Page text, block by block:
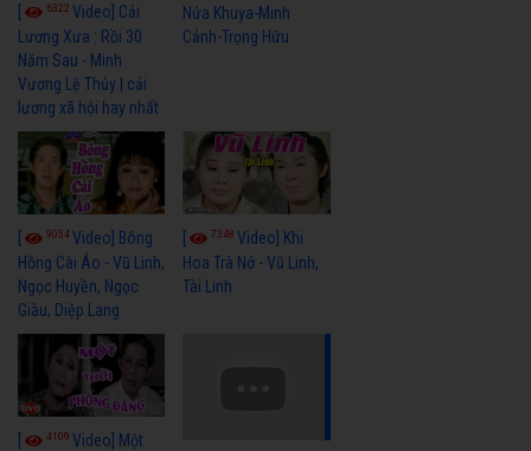
6322 Video] Cải
Lương Xưa : Rồi 30
Năm Sau - Minh
Vương Lệ Thủy | cải
lương xã hội hay nhất
Nửa Khuya-Minh
Cảnh-Trọng Hữu
9054Video] Bông
Hồng Cài Áo - Vũ Linh,
Ngọc Huyền, Ngọc
Giàu, Diệp Lang
7348Video] Khi
Hoa Trà Nở - Vũ Linh,
Tài Linh
4109 Video] Một